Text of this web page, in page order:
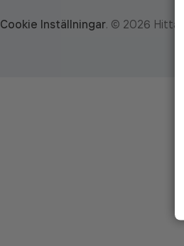
Cookie Inställningar. © 2026